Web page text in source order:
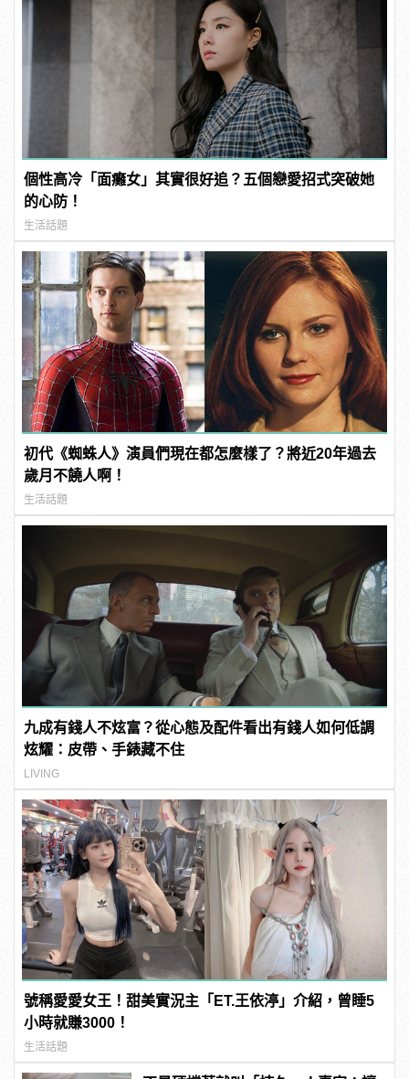
個性高冷「面癱女」其實很好追？五個戀愛招式突破她
的心防！
生活話題
初代《蜘蛛人》演員們現在都怎麼樣了？將近20年過去
歲月不饒人啊！
生活話題
九成有錢人不炫富？從心態及配件看出有錢人如何低調
炫耀：皮帶、手錶藏不住
LIVING
號稱愛愛女王！甜美實況主「ET.王依渟」介紹，曾睡5
小時就賺3000！
生活話題